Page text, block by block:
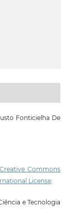
Fonticielha De
Creative Commons
License.
e Tecnologia